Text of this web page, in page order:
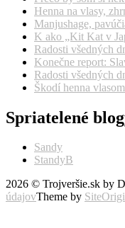
Henna na vlasy,
Manjushage,
K ako „Kit Kat v
Radosti všedných
Konečne report:
Radosti všedných
Škodí henna
Spriatelené
Sandy
StandyB
2026 © Trojveršie.sk by
údajovTheme by